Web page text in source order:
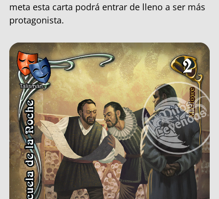
meta esta carta podrá entrar de lleno a ser más
protagonista.